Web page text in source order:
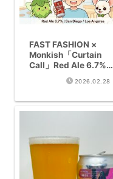
FAST FASHION ×
Monkish「Curtain
Call」Red Ale 6.7%唯
一無二コラボ缶レビュ
2026.02.28